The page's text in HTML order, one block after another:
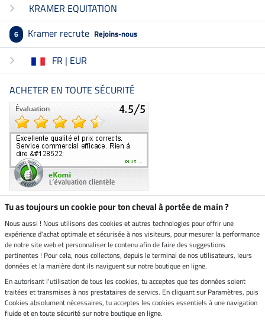
KRAMER EQUITATION
6 Kramer recrute Rejoins-nous
FR | EUR
ACHETER EN TOUTE SÉCURITÉ
Boutique climatiquement
neutre
Livraison par
Paiement sécurisé
Tu as toujours un cookie pour ton cheval à portée de main ?
Nous aussi ! Nous utilisons des cookies et autres technologies pour offrir une
expérience d'achat optimale et sécurisée à nos visiteurs, pour mesurer la performance
de notre site web et personnaliser le contenu afin de faire des suggestions
pertinentes ! Pour cela, nous collectons, depuis le terminal de nos utilisateurs, leurs
données et la manière dont ils naviguent sur notre boutique en ligne.
En autorisant l'utilisation de tous les cookies, tu acceptes que tes données soient
traitées et transmises à nos prestataires de servics. En cliquant sur Paramètres, puis
Cookies absolument nécessaires, tu acceptes les cookies essentiels à une navigation
fluide et en toute sécurité sur notre boutique en ligne.